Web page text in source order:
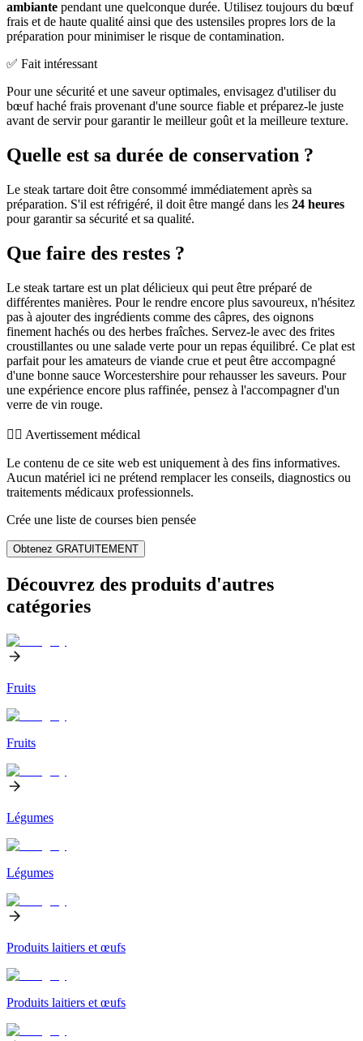
ambiante pendant une quelconque durée. Utilisez toujours du bœuf
frais et de haute qualité ainsi que des ustensiles propres lors de la
préparation pour minimiser le risque de contamination.
✅ Fait intéressant
Pour une sécurité et une saveur optimales, envisagez d'utiliser du
bœuf haché frais provenant d'une source fiable et préparez-le juste
avant de servir pour garantir le meilleur goût et la meilleure texture.
Quelle est sa durée de conservation ?
Le steak tartare doit être consommé immédiatement après sa
préparation. S'il est réfrigéré, il doit être mangé dans les 24 heures
pour garantir sa sécurité et sa qualité.
Que faire des restes ?
Le steak tartare est un plat délicieux qui peut être préparé de
différentes manières. Pour le rendre encore plus savoureux, n'hésitez
pas à ajouter des ingrédients comme des câpres, des oignons
finement hachés ou des herbes fraîches. Servez-le avec des frites
croustillantes ou une salade verte pour un repas équilibré. Ce plat est
parfait pour les amateurs de viande crue et peut être accompagné
d'une bonne sauce Worcestershire pour rehausser les saveurs. Pour
une expérience encore plus raffinée, pensez à l'accompagner d'un
verre de vin rouge.
👨‍⚕️️ Avertissement médical
Le contenu de ce site web est uniquement à des fins informatives.
Aucun matériel ici ne prétend remplacer les conseils, diagnostics ou
traitements médicaux professionnels.
Crée une liste de courses bien pensée
Obtenez GRATUITEMENT
Découvrez des produits d'autres
catégories
Fruits
Fruits
Légumes
Légumes
Produits laitiers et œufs
Produits laitiers et œufs